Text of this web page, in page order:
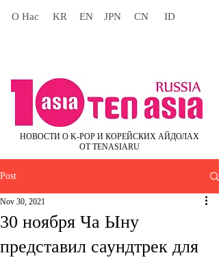
О Нас KR EN JPN CN ID
НОВОСТИ О K-POP И КОРЕЙСКИХ АЙДОЛАХ
ОТ TENASIARU
Post
30 ноября Ча Ыну
представил саундтрек для
Nov 30, 2021